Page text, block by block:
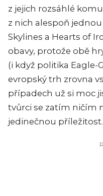
z jejich rozsáhlé
z nich alespoň
Skylines a Hearts of
obavy, protože obě
(i když politika
evropský trh zrovna
případech už si moc
tvůrci se zatím ničím
jedinečnou příležitost.